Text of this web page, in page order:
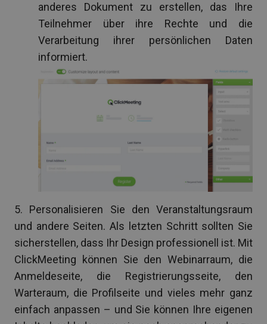
anderes Dokument zu erstellen, das Ihre
Teilnehmer über ihre Rechte und die
Verarbeitung ihrer persönlichen Daten
informiert.
5. Personalisieren Sie den Veranstaltungsraum
und andere Seiten. Als letzten Schritt sollten Sie
sicherstellen, dass Ihr Design professionell ist. Mit
ClickMeeting können Sie den Webinarraum, die
Anmeldeseite, die Registrierungsseite, den
Warteraum, die Profilseite und vieles mehr ganz
einfach anpassen – und Sie können Ihre eigenen